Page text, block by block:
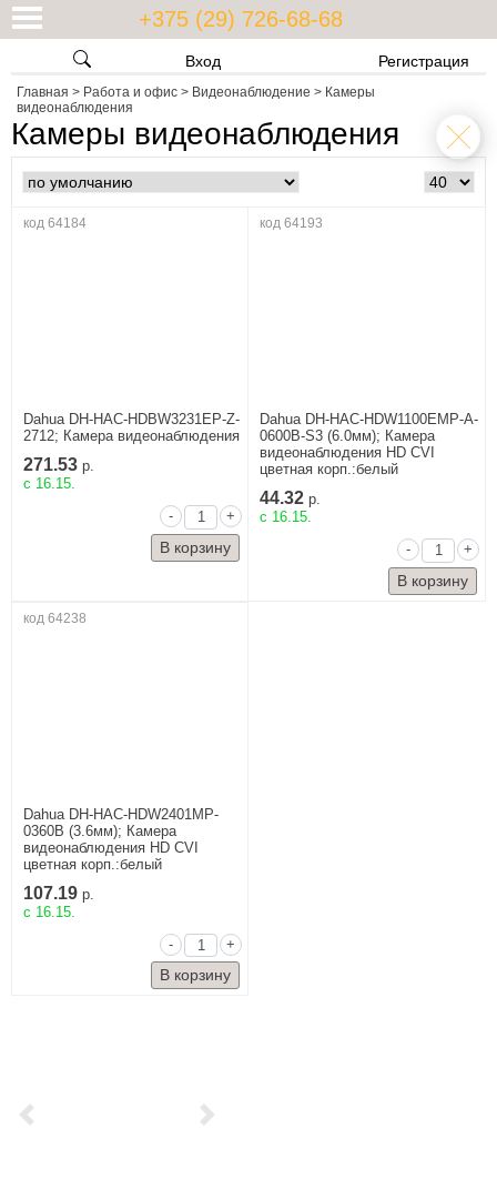
+375 (29) 726-68-68
Вход Регистрация
Previous Next
Главная > Работа и офис > Видеонаблюдение > Камеры
видеонаблюдения
Камеры видеонаблюдения
код 64184
Dahua DH-HAC-HDBW3231EP-Z-
2712; Камера видеонаблюдения
271.53 р.
c 16.15.
-
+
код 64193
Dahua DH-HAC-HDW1100EMP-A-
0600B-S3 (6.0мм); Камера
видеонаблюдения HD СVI
цветная корп.:белый
44.32 р.
c 16.15.
-
+
код 64238
Dahua DH-HAC-HDW2401MP-
0360B (3.6мм); Камера
видеонаблюдения HD СVI
цветная корп.:белый
107.19 р.
c 16.15.
-
+